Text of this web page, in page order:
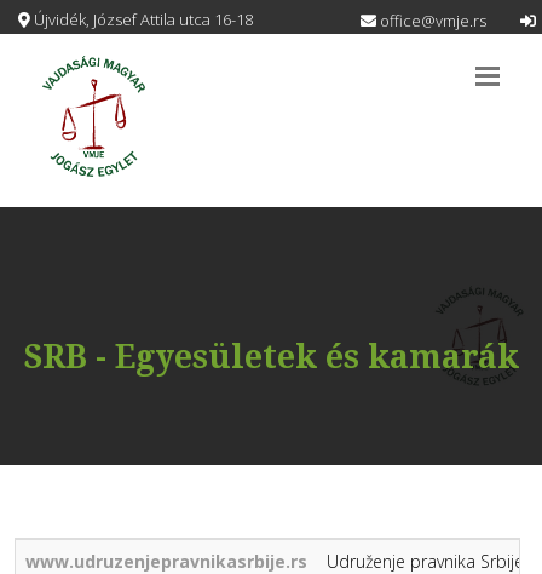
Újvidék, József Attila utca 16-18 office@vmje.rs
SRB - Egyesületek és kamarák
www.udruzenjepravnikasrbije.rs
Udruženje pravnika Srbije